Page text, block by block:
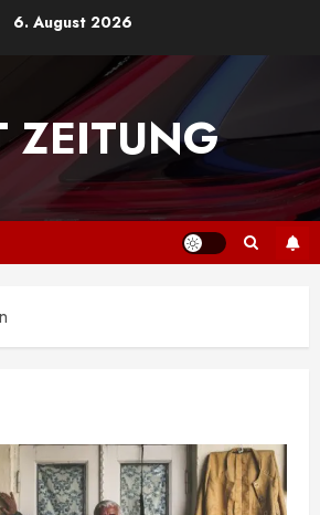
6. August 2026
ZEITUNG